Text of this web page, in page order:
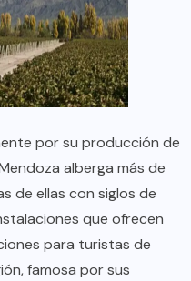
por su producción de
alberga más de
de ellas con siglos de
que ofrecen
para turistas de
famosa por sus